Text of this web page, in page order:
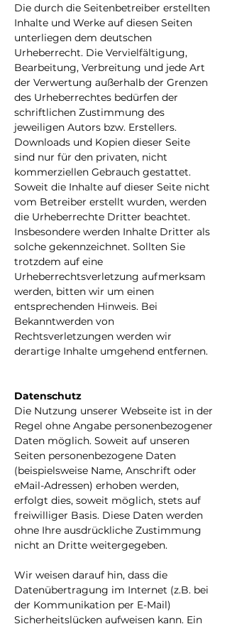
Die durch die Seitenbetreiber erstellten
Inhalte und Werke auf diesen Seiten
unterliegen dem deutschen
Urheberrecht. Die Vervielfältigung,
Bearbeitung, Verbreitung und jede Art
der Verwertung außerhalb der Grenzen
des Urheberrechtes bedürfen der
schriftlichen Zustimmung des
jeweiligen Autors bzw. Erstellers.
Downloads und Kopien dieser Seite
sind nur für den privaten, nicht
kommerziellen Gebrauch gestattet.
Soweit die Inhalte auf dieser Seite nicht
vom Betreiber erstellt wurden, werden
die Urheberrechte Dritter beachtet.
Insbesondere werden Inhalte Dritter als
solche gekennzeichnet. Sollten Sie
trotzdem auf eine
Urheberrechtsverletzung aufmerksam
werden, bitten wir um einen
entsprechenden Hinweis. Bei
Bekanntwerden von
Rechtsverletzungen werden wir
derartige Inhalte umgehend entfernen.
Datenschutz
Die Nutzung unserer Webseite ist in der
Regel ohne Angabe personenbezogener
Daten möglich. Soweit auf unseren
Seiten personenbezogene Daten
(beispielsweise Name, Anschrift oder
eMail-Adressen) erhoben werden,
erfolgt dies, soweit möglich, stets auf
freiwilliger Basis. Diese Daten werden
ohne Ihre ausdrückliche Zustimmung
nicht an Dritte weitergegeben.
Wir weisen darauf hin, dass die
Datenübertragung im Internet (z.B. bei
der Kommunikation per E-Mail)
Sicherheitslücken aufweisen kann. Ein